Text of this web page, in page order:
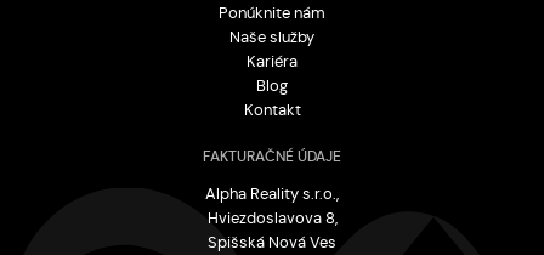
Ponúknite nám
Naše služby
Kariéra
Blog
Kontakt
FAKTURAČNÉ ÚDAJE
Alpha Reality s.r.o.,
Hviezdoslavova 8,
Spišská Nová Ves